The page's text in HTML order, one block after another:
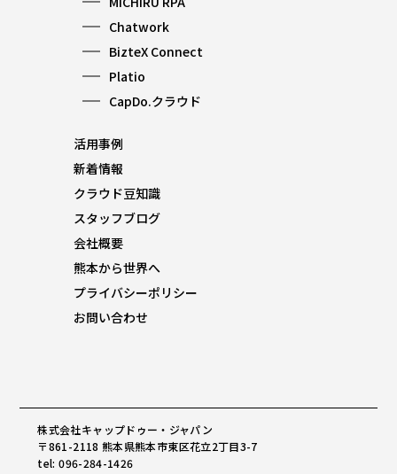
Chatwork
BizteX Connect
Platio
CapDo.クラウド
活用事例
新着情報
クラウド豆知識
スタッフブログ
会社概要
熊本から世界へ
プライバシーポリシー
お問い合わせ
株式会社キャップドゥー・ジャパン
〒861-2118 熊本県熊本市東区花立2丁目3-7
tel: 096-284-1426